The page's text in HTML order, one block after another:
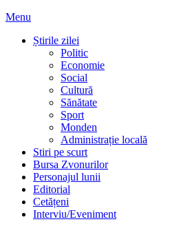
Menu
Știrile zilei
Politic
Economie
Social
Cultură
Sănătate
Sport
Monden
Administrație locală
Stiri pe scurt
Bursa Zvonurilor
Personajul lunii
Editorial
Cetățeni
Interviu/Eveniment